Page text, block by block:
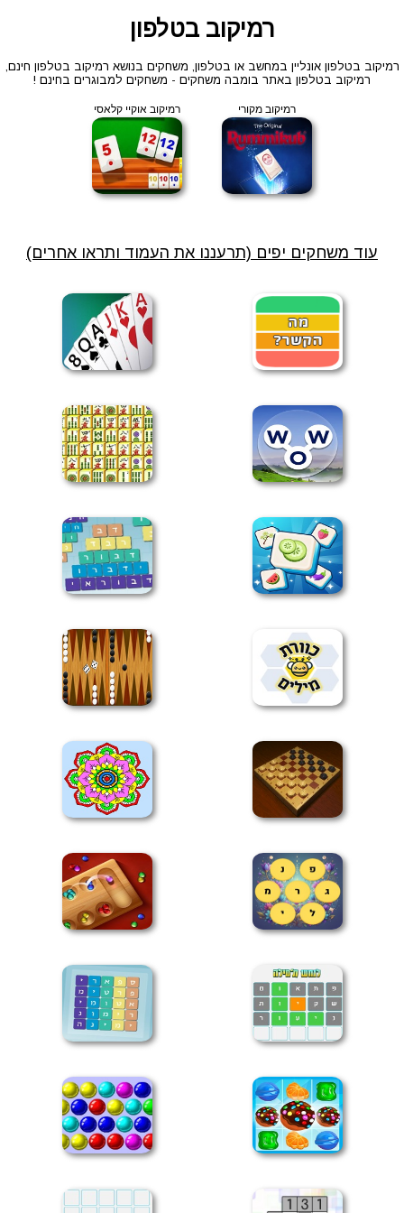
רמיקוב בטלפון
רמיקוב בטלפון אונליין במחשב או בטלפון, משחקים בנושא רמיקוב בטלפון חינם,
רמיקוב בטלפון באתר בומבה משחקים - משחקים למבוגרים בחינם !
רמיקוב מקורי רמיקוב אוקיי קלאסי
עוד משחקים יפים (תרעננו את העמוד ותראו אחרים)